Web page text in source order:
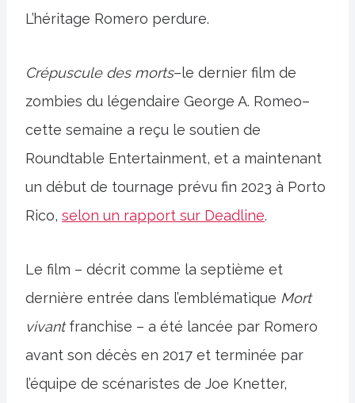
L’héritage Romero perdure.
Crépuscule des morts–le dernier film de
zombies du légendaire George A. Romeo–
cette semaine a reçu le soutien de
Roundtable Entertainment, et a maintenant
un début de tournage prévu fin 2023 à Porto
Rico, selon un rapport sur Deadline.
Le film – décrit comme la septième et
dernière entrée dans l’emblématique Mort
vivantfranchise – a été lancée par Romero
avant son décès en 2017 et terminée par
l’équipe de scénaristes de Joe Knetter,